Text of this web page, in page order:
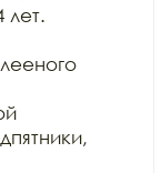
лет.